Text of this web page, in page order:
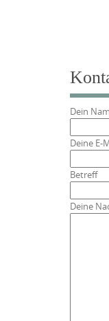
Dein
Deine E-
Betreff
Deine